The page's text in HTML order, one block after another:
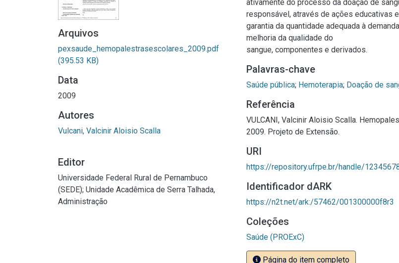
Arquivos
pexsaude_hemopalestrasescolares_2009.pdf
(395.53 KB)
Data
2009
Autores
Vulcani, Valcinir Aloisio Scalla
Editor
Universidade Federal Rural de Pernambuco
(SEDE); Unidade Acadêmica de Serra Talhada,
Administração
ativamente do processo da doação de
responsável, através de ações educativas
garantia da quantidade adequada à
melhoria da qualidade do
sangue, componentes e derivados.
Palavras-chave
Saúde pública; Hemoterapia; Doação de
Referência
VULCANI, Valcinir Aloisio Scalla.
2009. Projeto de Extensão.
URI
https://repository.ufrpe.br/handle/
Identificador dARK
https://n2t.net/ark:/57462/001300000f8r3
Coleções
Saúde (PROExC)
Página do item completo